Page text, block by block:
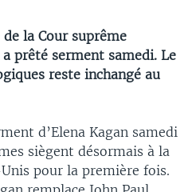
la Cour suprême
prêté serment samedi. Le
reste inchangé au
d’Elena Kagan samedi
siègent désormais à la
pour la première fois.